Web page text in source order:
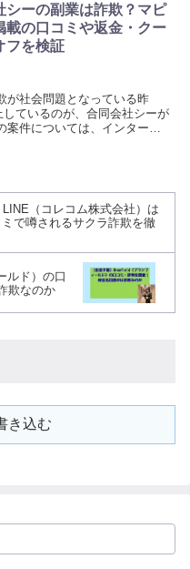
シーの副業は詐欺？マピ
載の口コミや返金・クー
フを検証
が社会問題となっている昨
ているのが、合同会社シーが
案件については、インターネ
LINE（コレコム株式会社）は
で噂されるサクラ詐欺を徹
ルド）の口
欺なのか
き込む